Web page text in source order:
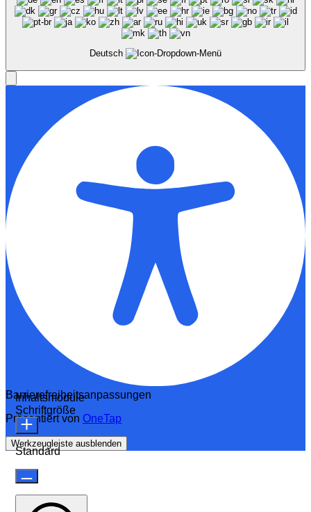
Deutsch
Barrierefreiheitsanpassungen
Präsentiert von OneTap
Werkzeugleiste ausblenden
Inhaltsmodule
Schriftgröße
Standard